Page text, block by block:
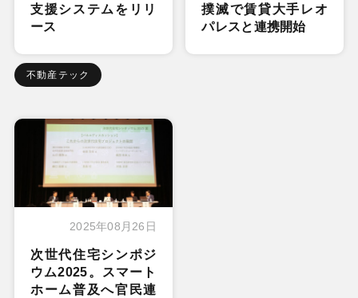
支援システムをリリ
ース
不動産テック
撲滅で賃貸大手レオ
パレスと連携開始
2025年08月26日
次世代住宅シンポジ
ウム2025。スマート
ホーム普及へ官民連